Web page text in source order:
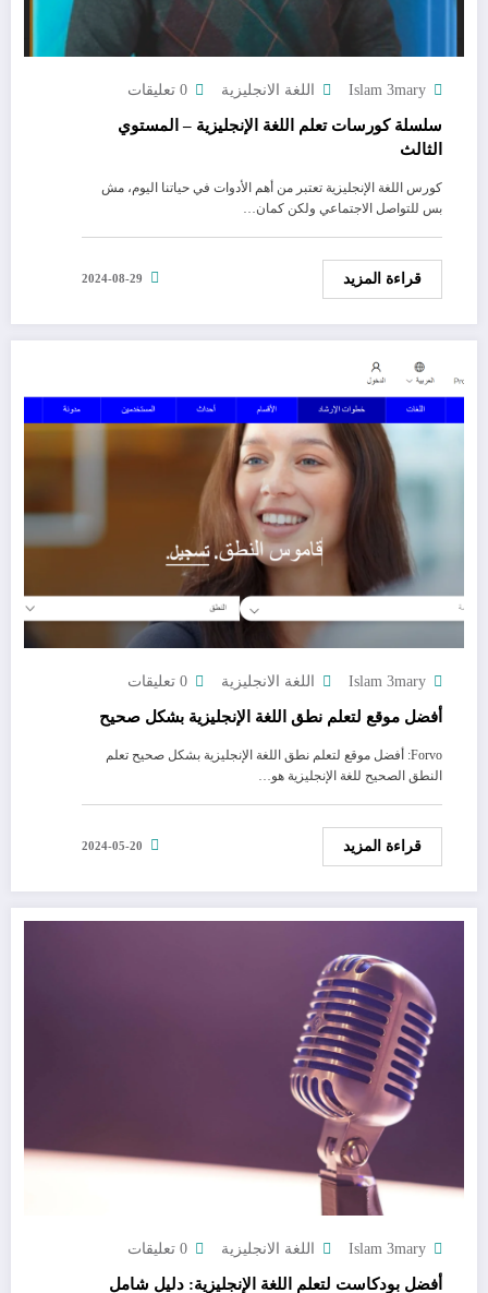
Islam 3mary اللغة الانجليزية 0 تعليقات
سلسلة كورسات تعلم اللغة الإنجليزية – المستوي
الثالث
كورس اللغة الإنجليزية تعتبر من أهم الأدوات في حياتنا اليوم، مش
بس للتواصل الاجتماعي ولكن كمان…
قراءة المزيد 2024-08-29
Islam 3mary اللغة الانجليزية 0 تعليقات
أفضل موقع لتعلم نطق اللغة الإنجليزية بشكل صحيح
Forvo: أفضل موقع لتعلم نطق اللغة الإنجليزية بشكل صحيح تعلم
النطق الصحيح للغة الإنجليزية هو…
قراءة المزيد 2024-05-20
Islam 3mary اللغة الانجليزية 0 تعليقات
أفضل بودكاست لتعلم اللغة الإنجليزية: دليل شامل